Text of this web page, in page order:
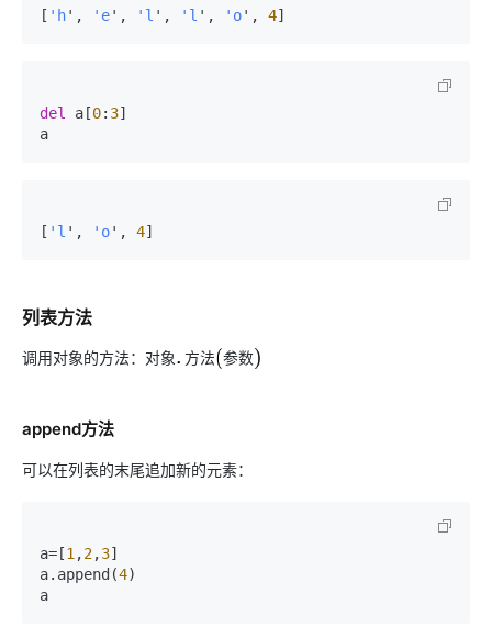
[ 'h', 'e', 'l ', 'l ', 'o', 4]
del a[0: 3]
a
[ 'l ', 'o', 4]
列表方法
调用对象的方法： 对象 方法 参数
对象. 方法(参数)
append方法
可以在列表的末尾追加新的元素：
a=[1 ,2,3]
a.append(4)
a